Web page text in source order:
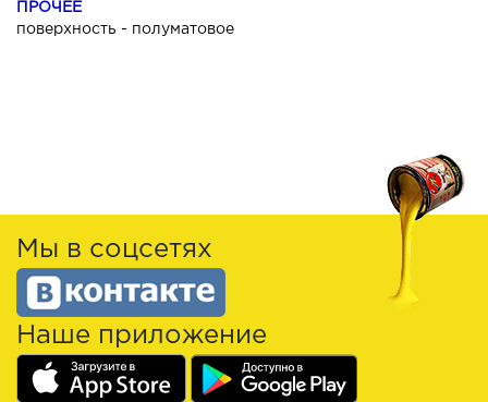
ПРОЧЕЕ
поверхность - полуматовое
Мы в соцсетях
Наше приложение